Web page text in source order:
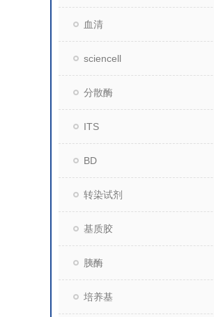
血清
sciencell
分散酶
ITS
BD
转染试剂
基质胶
胰酶
培养基